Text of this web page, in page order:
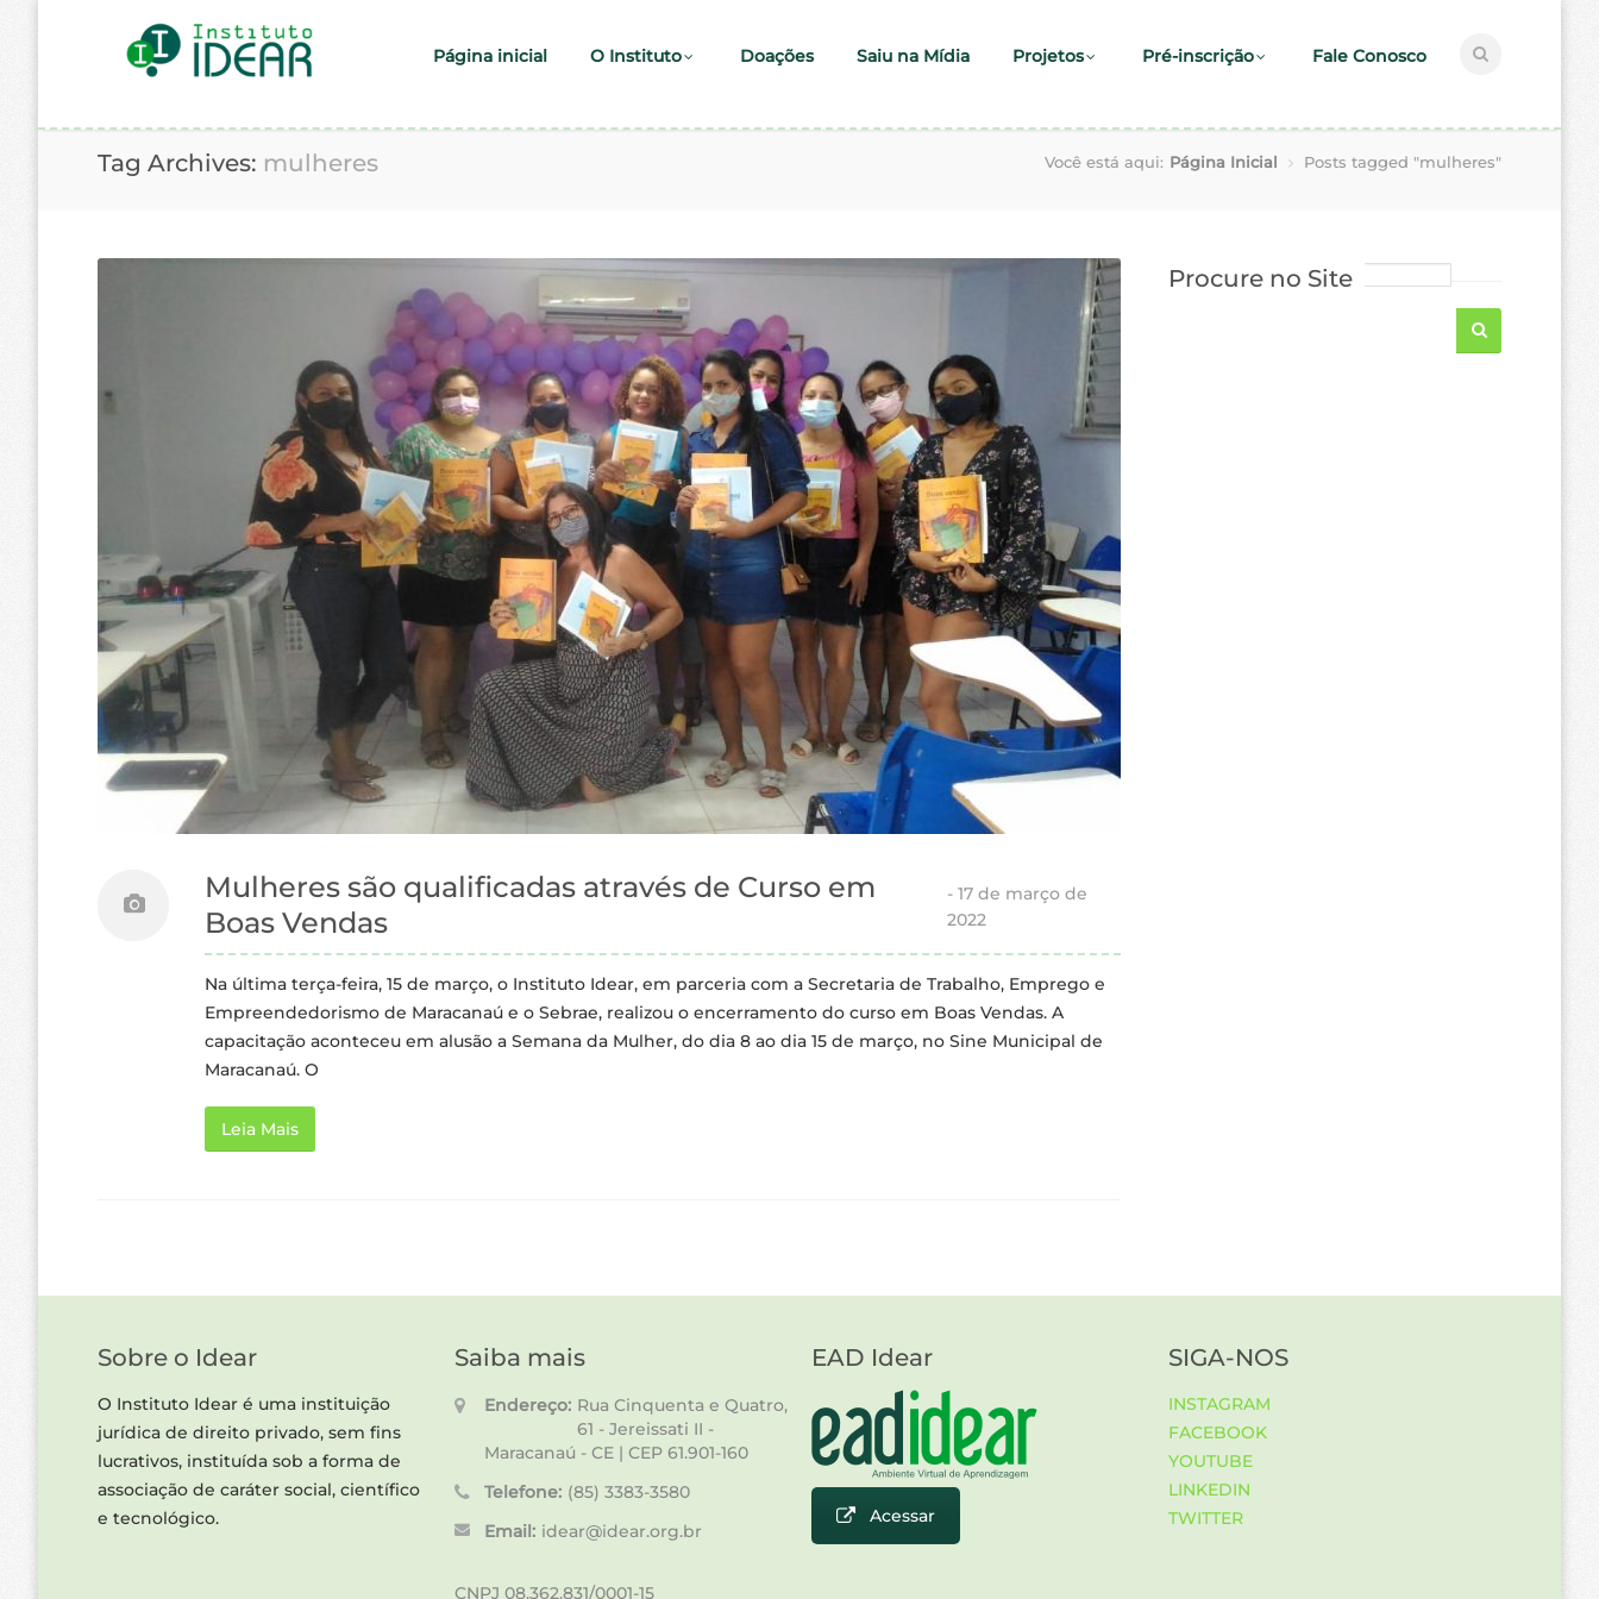
Página inicial O Instituto Doações Saiu na Mídia Projetos Pré-inscrição Fale Conosco
Tag Archives: mulheres Você está aqui: Página Inicial Posts tagged "mulheres"
Mulheres são qualificadas através de Curso em
Boas Vendas
- 17 de março de
2022
Na última terça-feira, 15 de março, o Instituto Idear, em parceria com a Secretaria de Trabalho, Emprego e
Empreendedorismo de Maracanaú e o Sebrae, realizou o encerramento do curso em Boas Vendas. A
capacitação aconteceu em alusão a Semana da Mulher, do dia 8 ao dia 15 de março, no Sine Municipal de
Maracanaú. O
Leia Mais
Procure no Site
Sobre o Idear
O Instituto Idear é uma instituição
jurídica de direito privado, sem fins
lucrativos, instituída sob a forma de
associação de caráter social, científico
e tecnológico.
Saiba mais
Endereço: Rua Cinquenta e Quatro,
61 - Jereissati II -
Maracanaú - CE | CEP 61.901-160
Telefone: (85) 3383-3580
Email: idear@idear.org.br
CNPJ 08.362.831/0001-15
EAD Idear
Acessar
SIGA-NOS
INSTAGRAM
FACEBOOK
YOUTUBE
LINKEDIN
TWITTER